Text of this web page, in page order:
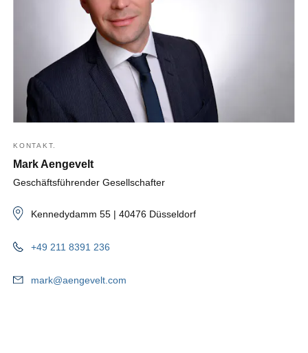
KONTAKT.
Mark Aengevelt
Geschäftsführender Gesellschafter
Kennedydamm 55 | 40476 Düsseldorf
+49 211 8391 236
mark@aengevelt.com